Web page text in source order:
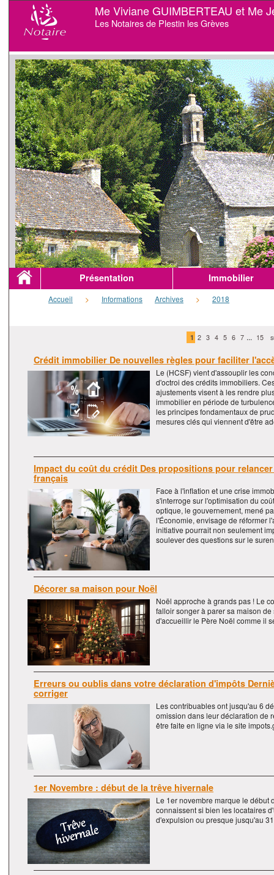
Me Viviane GUIMBERTEAU et Me
Les Notaires de Plestin les Grèves
Présentation Immobilier
Accueil > Informations Archives > 2018
1 2 3 4 5 6 7 ... 15
Crédit immobilier De nouvelles règles pour faciliter
Le (HCSF) vient d'assouplir les
d'octroi des crédits immobiliers.
ajustements visent à les rendre
immobilier en période de
les principes fondamentaux de
mesures clés qui viennent d'être
Impact du coût du crédit Des propositions pour
français
Face à l'inflation et une crise
s'interroge sur l'optimisation du
optique, le gouvernement, mené
l'Économie, envisage de réformer
initiative pourrait non seulement
soulever des questions sur le
Décorer sa maison pour Noël
Noël approche à grands pas ! Le
falloir songer à parer sa maison
d'accueillir le Père Noël comme il
Erreurs ou oublis dans votre déclaration d'impôts
corriger
Les contribuables ont jusqu'au 6
omission dans leur déclaration de
être faite en ligne via le site
1er Novembre : début de la trêve hivernale
Le 1er novembre marque le début
connaissent si bien les locataires
d'expulsion ou presque jusqu'au